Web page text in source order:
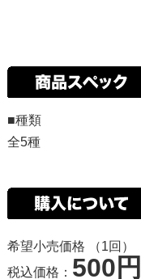
■種類
全5種
希望小売価格 （1回）
税込価格： 500円